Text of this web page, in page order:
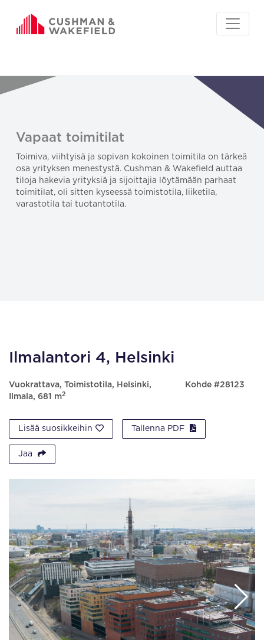
Vapaat toimitilat
Toimiva, viihtyisä ja sopivan kokoinen toimitila on tärkeä
osa yrityksen menestystä. Cushman & Wakefield auttaa
tiloja hakevia yrityksiä ja sijoittajia löytämään parhaat
toimitilat, oli sitten kyseessä toimistotila, liiketila,
varastotila tai tuotantotila.
Ilmalantori 4, Helsinki
Vuokrattava, Toimistotila, Helsinki,
Ilmala, 681 m2
Kohde #28123
Lisää suosikkeihin Tallenna PDF
Jaa